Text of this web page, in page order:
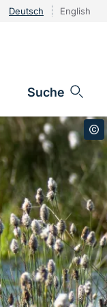
Deutsch English
Suche